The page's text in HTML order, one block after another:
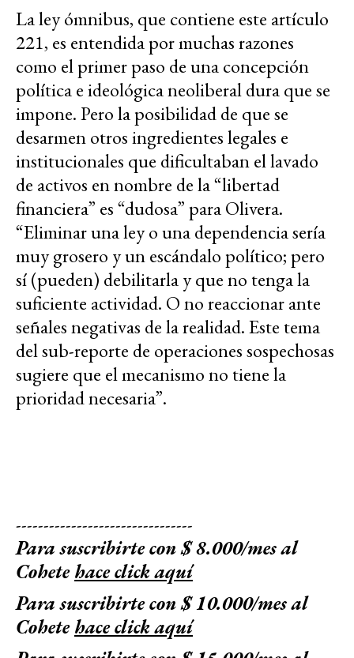
La ley ómnibus, que contiene este artículo
221, es entendida por muchas razones
como el primer paso de una concepción
política e ideológica neoliberal dura que se
impone. Pero la posibilidad de que se
desarmen otros ingredientes legales e
institucionales que dificultaban el lavado
de activos en nombre de la “libertad
financiera” es “dudosa” para Olivera.
“Eliminar una ley o una dependencia sería
muy grosero y un escándalo político; pero
sí (pueden) debilitarla y que no tenga la
suficiente actividad. O no reaccionar ante
señales negativas de la realidad. Este tema
del sub-reporte de operaciones sospechosas
sugiere que el mecanismo no tiene la
prioridad necesaria”.
--------------------------------
Para suscribirte con $ 8.000/mes al
Cohetehace click aquí
Para suscribirte con $ 10.000/mes al
Cohetehace click aquí